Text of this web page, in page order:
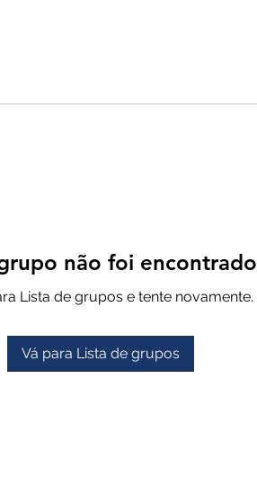
não foi encontrado
Lista de grupos e tente novamente.
Vá para Lista de grupos